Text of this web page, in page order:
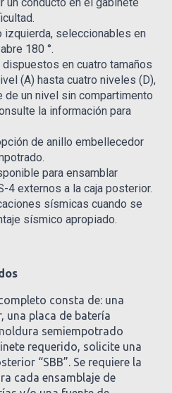
izquierda, seleccionables en
180 °.
en cuatro tamaños
(A) hasta cuatro niveles (D),
de un nivel sin compartimento
la información para
de anillo embellecedor
para ensamblar
4 externos a la caja posterior.
sísmicas cuando se
sísmico apropiado.
consta de: una
una placa de batería
semiempotrado
requerido, solicite una
“SBB”. Se requiere la
cada ensamblaje de